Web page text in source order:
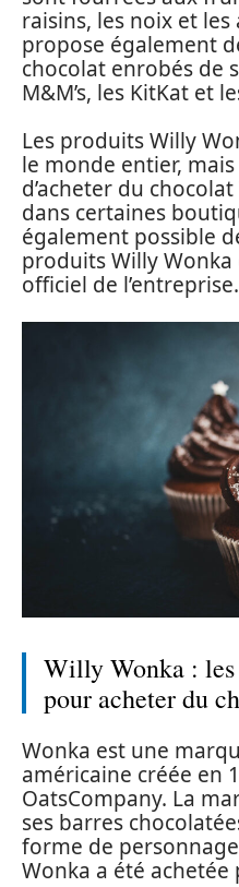
raisins, les noix et
propose également
chocolat enrobés de
M&M’s, les KitKat et
Les produits Willy
le monde entier,
d’acheter du
dans certaines
également possible
produits Willy
officiel de l’entreprise.
Willy Wonka :
pour acheter du
Wonka est une
américaine créée en
OatsCompany. La
ses barres
forme de
Wonka a été achetée